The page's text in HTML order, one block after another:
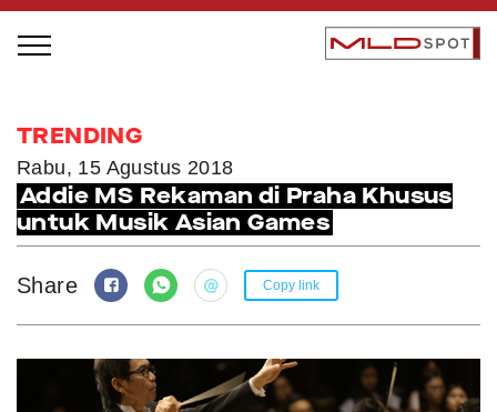
LOCAL GREATNESS
INSPIRING PEOPLE
INSPIRING PRODUCTS
INSPIRING PLACES
INSPIRING COMMUNITIES
TRENDING
EVENTS
TRENDING
Rabu, 15 Agustus 2018
Addie MS Rekaman di Praha Khusus
untuk Musik Asian Games
Share Copy link